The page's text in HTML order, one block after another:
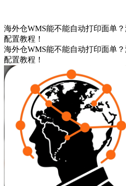
海外仓WMS能不能自动打印面单
配置教程！
海外仓WMS能不能自动打印面单
配置教程！